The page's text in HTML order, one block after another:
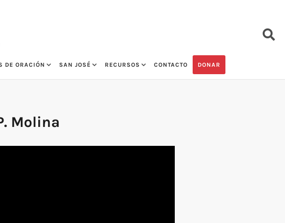
DE ORACIÓN SAN JOSÉ RECURSOS CONTACTO DONAR
Molina